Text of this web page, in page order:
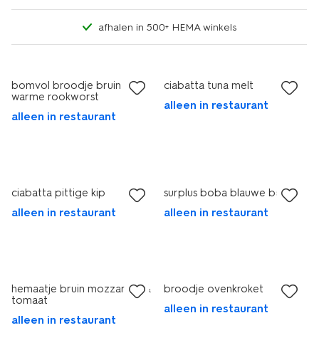
afhalen in 500+ HEMA winkels
bomvol broodje bruin
warme rookworst
alleen in restaurant
ciabatta tuna melt
alleen in restaurant
ciabatta pittige kip
alleen in restaurant
surplus boba blauwe bes
alleen in restaurant
hemaatje bruin mozzarella &
tomaat
alleen in restaurant
broodje ovenkroket
alleen in restaurant